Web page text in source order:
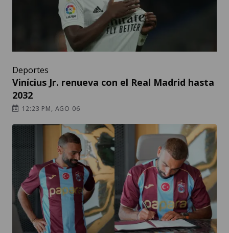
Deportes
Vinícius Jr. renueva con el Real Madrid hasta
2032
12:23 PM, AGO 06